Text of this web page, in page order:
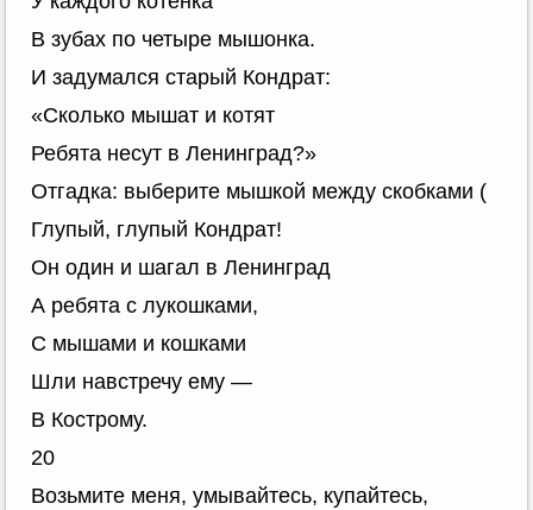
В зубах по четыре мышонка.
И задумался старый Кондрат:
«Сколько мышат и котят
Ребята несут в Ленинград?»
Отгадка: выберите мышкой между скобками (
Глупый, глупый Кондрат!
Он один и шагал в Ленинград
А ребята с лукошками,
С мышами и кошками
Шли навстречу ему —
В Кострому.
20
Возьмите меня, умывайтесь, купайтесь,